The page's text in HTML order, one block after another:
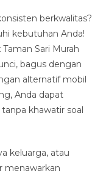
berkwalitas?
kebutuhan Anda!
Sari Murah
bagus dengan
alternatif mobil
Anda dapat
khawatir soal
keluarga, atau
menawarkan